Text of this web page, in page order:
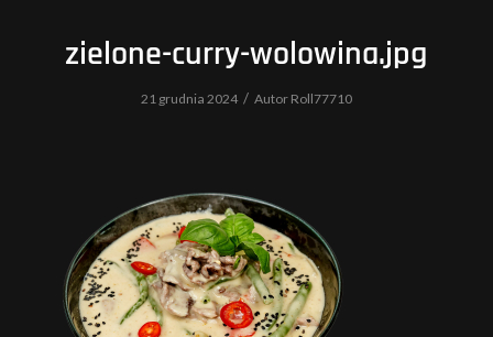
zielone-curry-wolowina.jpg
21 grudnia 2024 / Autor Roll77710